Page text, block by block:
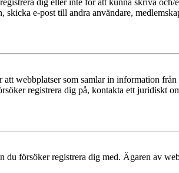
e-post till andra användare,
webbplatser som samlar in information
registrera dig på, kontakta ett juridiskt
försöker registrera dig med. Ägaren av